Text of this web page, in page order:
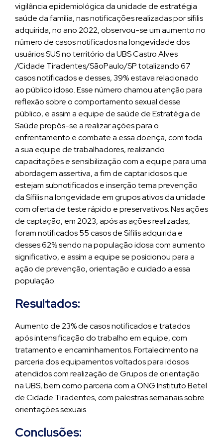
vigilância epidemiológica da unidade de estratégia
saúde da família, nas notificações realizadas por sífilis
adquirida, no ano 2022, observou-se um aumento no
número de casos notificados na longevidade dos
usuários SUS no território da UBS Castro Alves
/Cidade Tiradentes/SãoPaulo/SP totalizando 67
casos notificados e desses, 39% estava relacionado
ao público idoso. Esse número chamou atenção para
reflexão sobre o comportamento sexual desse
público, e assim a equipe de saúde de Estratégia de
Saúde propôs-se a realizar ações para o
enfrentamento e combate a essa doença, com toda
a sua equipe de trabalhadores, realizando
capacitações e sensibilização com a equipe para uma
abordagem assertiva, a fim de captar idosos que
estejam subnotificados e inserção tema prevenção
da Sífilis na longevidade em grupos ativos da unidade
com oferta de teste rápido e preservativos. Nas ações
de captação, em 2023, após as ações realizadas,
foram notificados 55 casos de Sífilis adquirida e
desses 62% sendo na população idosa com aumento
significativo, e assim a equipe se posicionou para a
ação de prevenção, orientação e cuidado a essa
população.
Resultados:
Aumento de 23% de casos notificados e tratados
após intensificação do trabalho em equipe, com
tratamento e encaminhamentos. Fortalecimento na
parceria dos equipamentos voltados para idosos
atendidos com realização de Grupos de orientação
na UBS, bem como parceria com a ONG Instituto Betel
de Cidade Tiradentes, com palestras semanais sobre
orientações sexuais.
Conclusões: